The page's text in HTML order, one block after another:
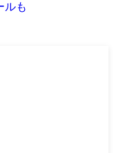
ルも